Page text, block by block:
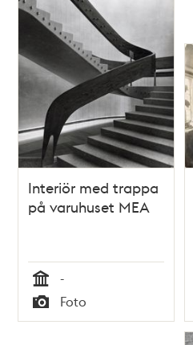
Interiör med trappa
på varuhuset MEA
Tid
-
Typ
Foto